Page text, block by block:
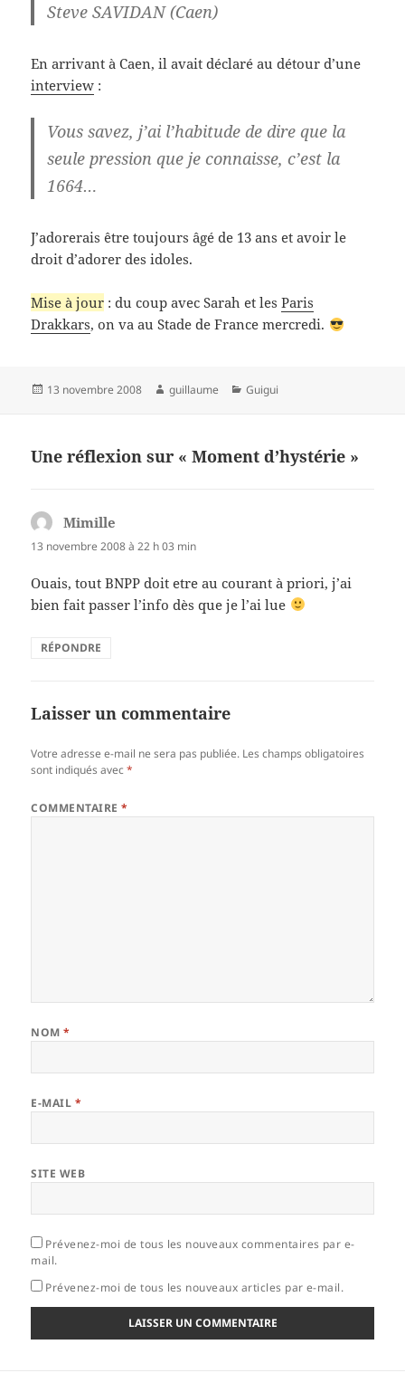
Steve SAVIDAN (Caen)
En arrivant à Caen, il avait déclaré au détour d’une
interview :
Vous savez, j’ai l’habitude de dire que la
seule pression que je connaisse, c’est la
1664…
J’adorerais être toujours âgé de 13 ans et avoir le
droit d’adorer des idoles.
Mise à jour : du coup avec Sarah et lesParis
Drakkars, on va au Stade de France mercredi.
Publié
13 novembre 2008 Auteur
guillaume Catégories
Guigui
Une réflexion sur « Moment d’hystérie »
Mimille
13 novembre 2008 à 22 h 03 min
Ouais, tout BNPP doit etre au courant à priori, j’ai
bien fait passer l’info dès que je l’ai lue
RÉPONDRE
Laisser un commentaire
Votre adresse e-mail ne sera pas publiée. Les champs obligatoires
sont indiqués avec*
COMMENTAIRE*
NOM*
E-MAIL *
SITE WEB
Prévenez-moi de tous les nouveaux commentaires par e-
mail.
Prévenez-moi de tous les nouveaux articles par e-mail.